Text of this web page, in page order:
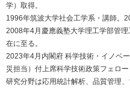
学）取得。
1996年筑波大学社会工学系・講師。
2008年4月慶應義塾大学理工学部管
在に至る。
2023年4月内閣府 科学技術・イノベ
災担当）付上席科学技術政策フェロー
研究分野は応用統計解析、品質管理、